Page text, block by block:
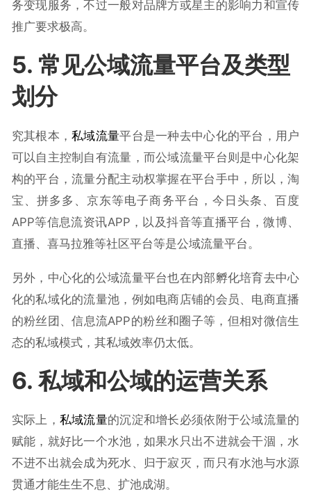
务变现服务，不过一般对品牌方或星主的影响力和宣传
推广要求极高。
5. 常见公域流量平台及类型
划分
究其根本，私域流量平台是一种去中心化的平台，用户
可以自主控制自有流量，而公域流量平台则是中心化架
构的平台，流量分配主动权掌握在平台手中，所以，淘
宝、拼多多、京东等电子商务平台，今日头条、百度
APP等信息流资讯APP，以及抖音等直播平台，微博、
直播、喜马拉雅等社区平台等是公域流量平台。
另外，中心化的公域流量平台也在内部孵化培育去中心
化的私域化的流量池，例如电商店铺的会员、电商直播
的粉丝团、信息流APP的粉丝和圈子等，但相对微信生
态的私域模式，其私域效率仍太低。
6. 私域和公域的运营关系
实际上， 私域流量的沉淀和增长必须依附于公域流量的
赋能，就好比一个水池，如果水只出不进就会干涸，水
不进不出就会成为死水、归于寂灭，而只有水池与水源
贯通才能生生不息、扩池成湖。